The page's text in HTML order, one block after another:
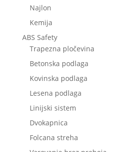
Najlon
Kemija
ABS Safety
Trapezna pločevina
Betonska podlaga
Kovinska podlaga
Lesena podlaga
Linijski sistem
Dvokapnica
Folcana streha